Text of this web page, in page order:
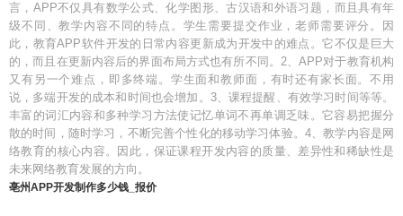
言，APP不仅具有数学公式、化学图形、古汉语和外语习题，而且具有年
级不同、教学内容不同的特点。学生需要提交作业，老师需要评分。因
此，教育APP软件开发的日常内容更新成为开发中的难点。它不仅是巨大
的，而且在更新内容后的界面布局方式也有所不同。2、APP对于教育机构
又有另一个难点，即多终端。学生面和教师面，有时还有家长面。不用
说，多端开发的成本和时间也会增加。3、课程提醒、有效学习时间等等。
丰富的词汇内容和多种学习方法使记忆单词不再单调乏味。它容易把握分
散的时间，随时学习，不断完善个性化的移动学习体验。4、教学内容是网
络教育的核心内容。因此，保证课程开发内容的质量、差异性和稀缺性是
未来网络教育发展的方向。
亳州APP开发制作多少钱_报价